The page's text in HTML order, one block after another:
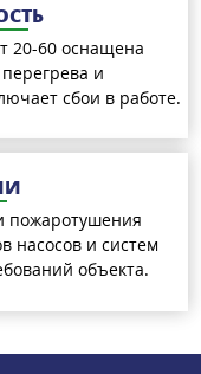
20-60 оснащена
и
сбои в работе.
пожаротушения
насосов и систем
объекта.